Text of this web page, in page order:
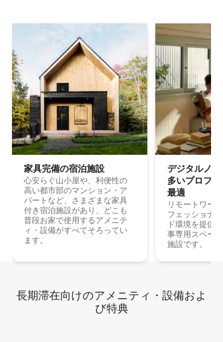
家具完備の宿⁠泊⁠施⁠設
心安らぐ山小屋や、利便性の
高い都市部のマンション・ア
パートなど、さまざまな家具
付き宿泊施設があり、どこも
普段お家で使用するアメニテ
ィ・設備がすべてそろってい
ます。
デジタルノ
多⁠いプ⁠ロ⁠フ⁠
最⁠適
リモートワー
フェッショナ
ド環境を提供
事専用スペー
施設です。
長期滞在向け⁠のア⁠メ⁠ニ⁠テ⁠ィ⁠・設⁠備⁠およ
び特⁠典